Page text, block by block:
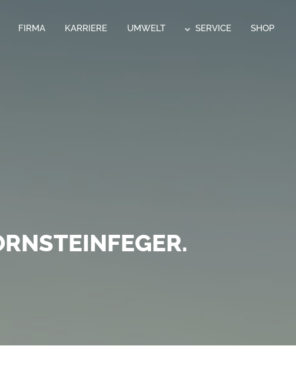
FIRMA KARRIERE UMWELT SERVICE SHOP
POSTSERVICE